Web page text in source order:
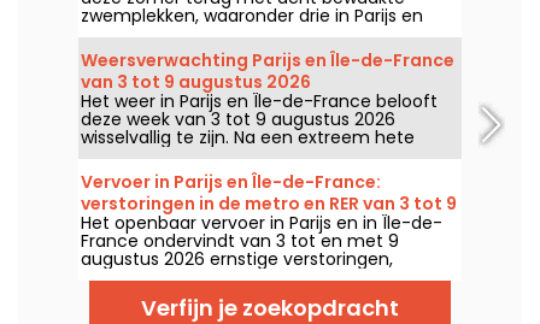
zwemplekken, waaronder drie in Parijs en
een gloednieuwe plek in Seine-Saint-Denis.
Ze staan vanaf 20 juni klaar voor sommigen
en vanaf 4 juli voor anderen, tot eind
augustus 2026.
Weersverwachting Parijs en Île-de-France
van 3 tot 9 augustus 2026
Het weer in Parijs en Île-de-France belooft
deze week van 3 tot 9 augustus 2026
wisselvallig te zijn. Na een extreem hete
maandag met kans op onweer, zullen de
temperaturen geleidelijk dalen voordat het
in het weekend weer warmer en zonniger
wordt.
Vervoer in Parijs en Île-de-France:
verstoringen in de metro en RER van 3 tot 9
augustus 2026
Het openbaar vervoer in Parijs en in Île-de-
France ondervindt van 3 tot en met 9
augustus 2026 ernstige verstoringen,
doordat de grote zomerwerkzaamheden
sommige lijnen flink treffen, meldt RATP en
Verfijn je zoekopdracht